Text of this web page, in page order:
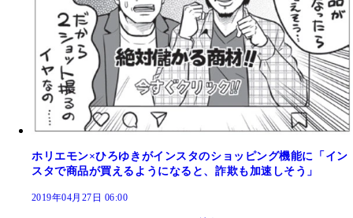
ホリエモン×ひろゆきがインスタのショッピング機能に「イン
スタで商品が買えるようになると、詐欺も加速しそう」
2019年04月27日 06:00